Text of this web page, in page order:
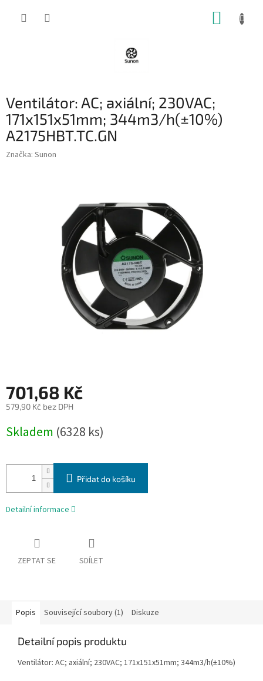
Ventilátor: AC; axiální; 230VAC;
171x151x51mm; 344m3/h(±10%)
A2175HBT.TC.GN
Značka: Sunon
701,68 Kč
579,90 Kč bez DPH
cena:
Skladem (6328 ks)
Přidat do košíku
Detailní informace
ZEPTAT SE SDÍLET
Popis Související soubory (1) Diskuze
Detailní popis produktu
Ventilátor: AC; axiální; 230VAC; 171x151x51mm; 344m3/h(±10%)